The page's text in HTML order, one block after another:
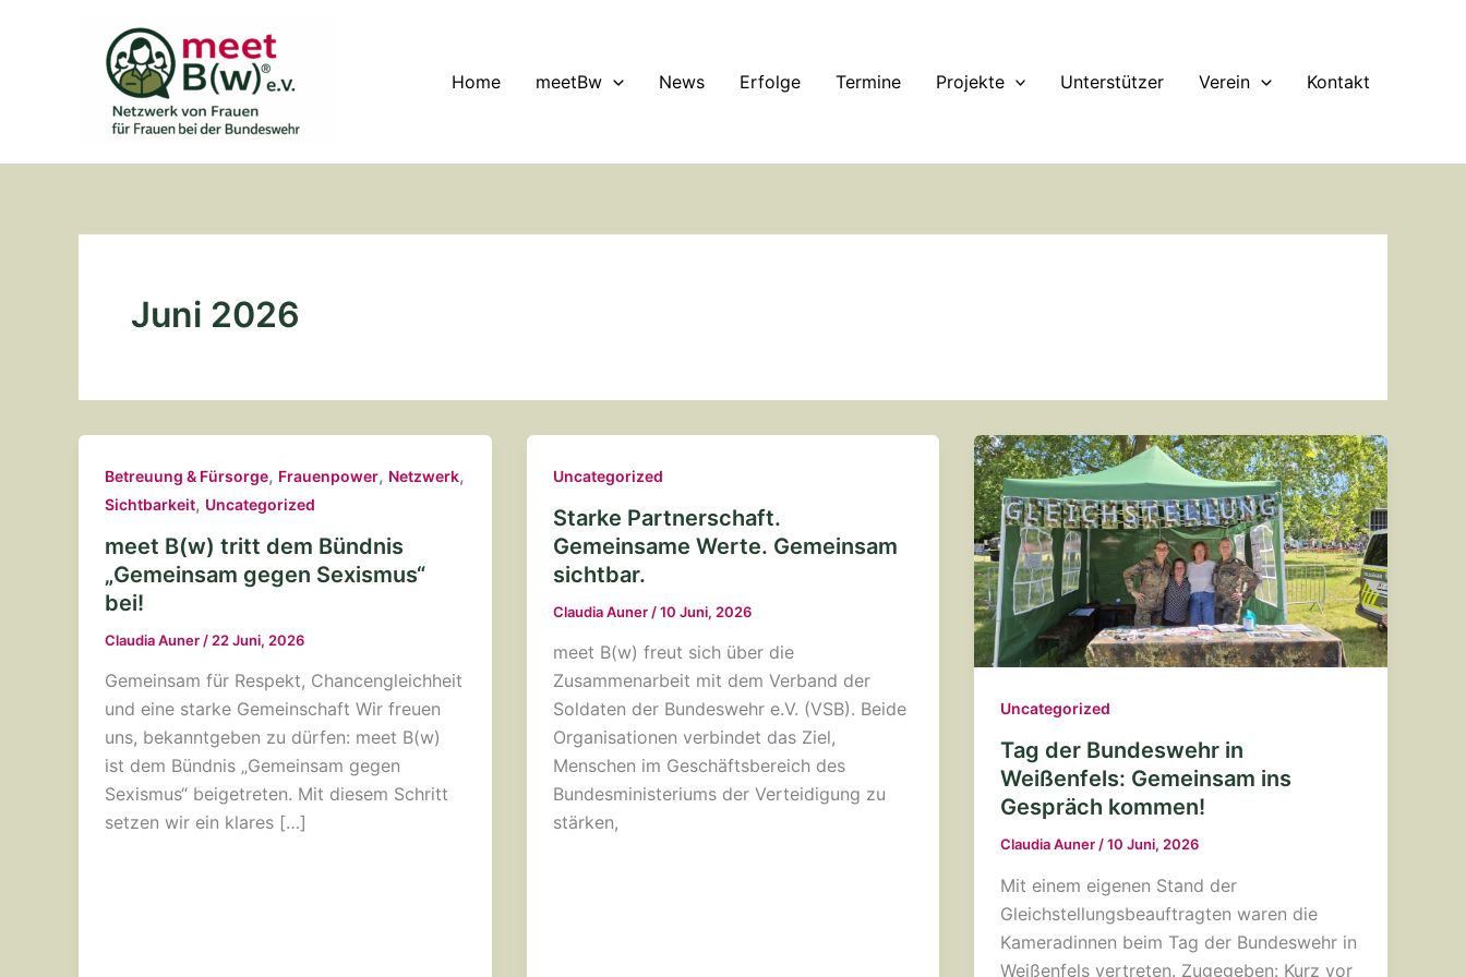
Home meetBw News Erfolge Termine Projekte Unterstützer Verein Kontakt
Juni 2026
Betreuung & Fürsorge, Frauenpower, Netzwerk,
Sichtbarkeit, Uncategorized
meet B(w) tritt dem Bündnis
„Gemeinsam gegen Sexismus“
bei!
Claudia Auner / 22 Juni, 2026
Gemeinsam für Respekt, Chancengleichheit
und eine starke Gemeinschaft Wir freuen
uns, bekanntgeben zu dürfen: meet B(w)
ist dem Bündnis „Gemeinsam gegen
Sexismus“ beigetreten. Mit diesem Schritt
setzen wir ein klares […]
Uncategorized
Starke Partnerschaft.
Gemeinsame Werte. Gemeinsam
sichtbar.
Claudia Auner /10 Juni, 2026
meet B(w) freut sich über die
Zusammenarbeit mit dem Verband der
Soldaten der Bundeswehr e.V. (VSB). Beide
Organisationen verbindet das Ziel,
Menschen im Geschäftsbereich des
Bundesministeriums der Verteidigung zu
stärken,
Uncategorized
Tag der Bundeswehr in
Weißenfels: Gemeinsam ins
Gespräch kommen!
Claudia Auner /10 Juni, 2026
Mit einem eigenen Stand der
Gleichstellungsbeauftragten waren die
Kameradinnen beim Tag der Bundeswehr in
Weißenfels vertreten. Zugegeben: Kurz vor